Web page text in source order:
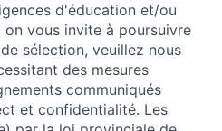
d'éducation et/ou
on vous invite à poursuivre
sélection, veuillez nous
des mesures
communiqués
et confidentialité. Les